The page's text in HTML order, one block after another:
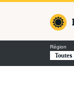
Région
Toutes